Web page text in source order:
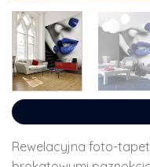
Rewelacyjna foto-